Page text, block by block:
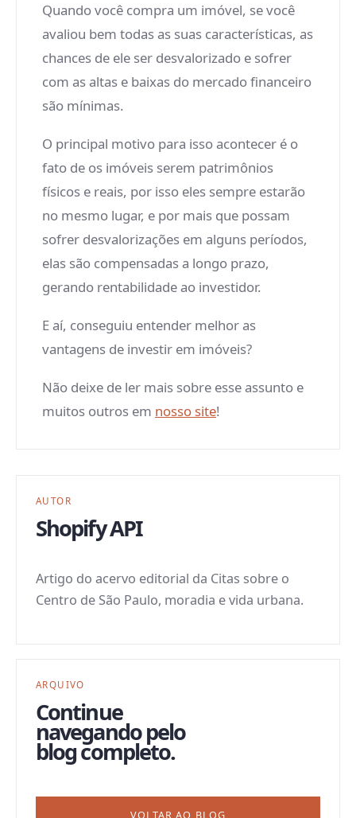
Quando você compra um imóvel, se você
avaliou bem todas as suas características, as
chances de ele ser desvalorizado e sofrer
com as altas e baixas do mercado financeiro
são mínimas.
O principal motivo para isso acontecer é o
fato de os imóveis serem patrimônios
físicos e reais, por isso eles sempre estarão
no mesmo lugar, e por mais que possam
sofrer desvalorizações em alguns períodos,
elas são compensadas a longo prazo,
gerando rentabilidade ao investidor.
E aí, conseguiu entender melhor as
vantagens de investir em imóveis?
Não deixe de ler mais sobre esse assunto e
muitos outros em nosso site!
AUTOR
Shopify API
Artigo do acervo editorial da Citas sobre o
Centro de São Paulo, moradia e vida urbana.
ARQUIVO
Continue
navegando pelo
blog completo.
VOLTAR AO BLOG